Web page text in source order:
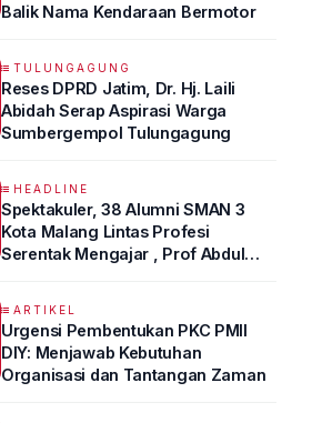
Balik Nama Kendaraan Bermotor
TULUNGAGUNG
Reses DPRD Jatim, Dr. Hj. Laili
Abidah Serap Aspirasi Warga
Sumbergempol Tulungagung
HEADLINE
Spektakuler, 38 Alumni SMAN 3
Kota Malang Lintas Profesi
Serentak Mengajar , Prof Abdul
ARTIKEL
Urgensi Pembentukan PKC PMII
DIY: Menjawab Kebutuhan
Organisasi dan Tantangan Zaman